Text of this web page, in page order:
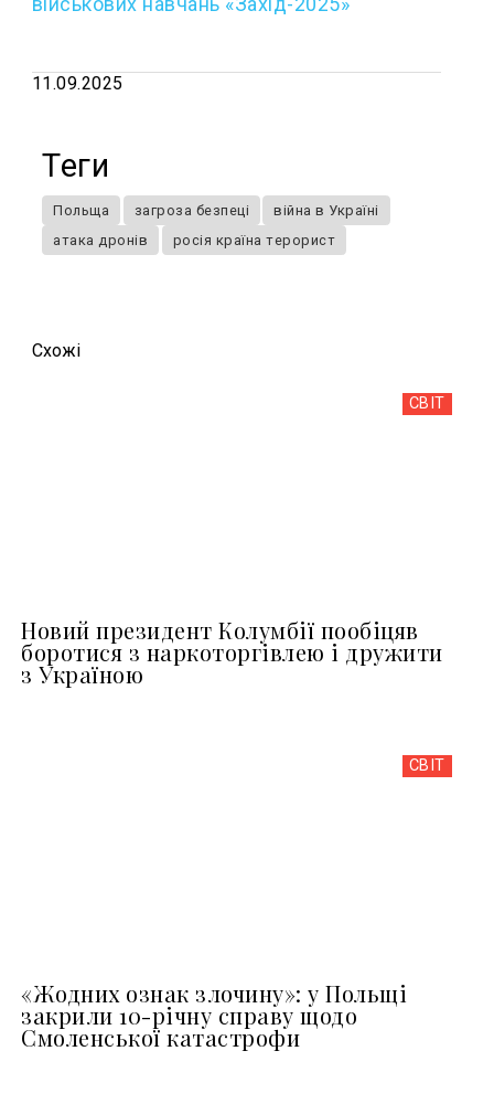
11.09.2025
Теги
Польща загроза безпеці
війна в Україні
атака дронів
росія країна терорист
Схожi
СВІТ
Новий президент Колумбії пообіцяв
боротися з наркоторгівлею і дружити
з Україною
СВІТ
«Жодних ознак злочину»: у Польщі
закрили 10-річну справу щодо
Смоленської катастрофи